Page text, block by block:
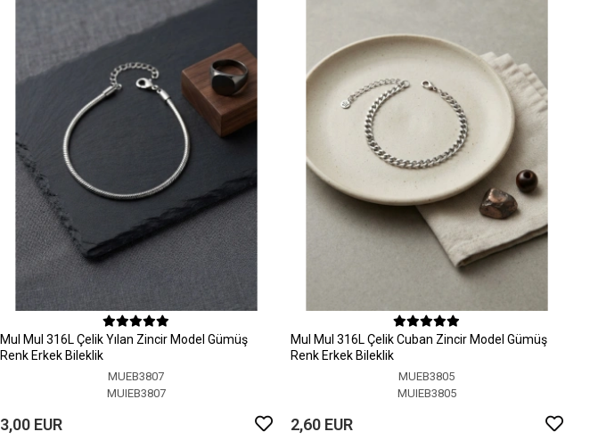
MuI MuI 316L Çelik Yılan Zincir Model Gümüş
Renk Erkek Bileklik
MUEB3807
MUIEB3807
3,00 EUR
MuI MuI 316L Çelik Cuban Zincir Model Gümüş
Renk Erkek Bileklik
MUEB3805
MUIEB3805
2,60 EUR